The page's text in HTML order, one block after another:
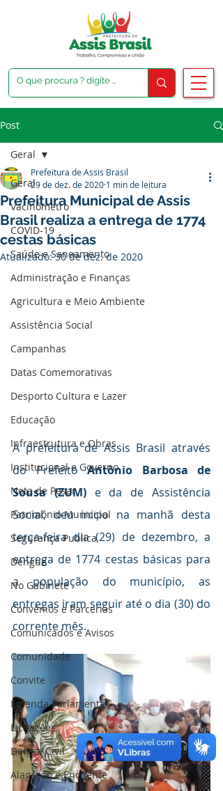
Post
Geral
Vacinômetro
COVID-19
Saúde e Saneamento
Administração e Finanças
Agricultura e Meio Ambiente
Assistência Social
Campanhas
Datas Comemorativas
Desporto Cultura e Lazer
Educação
Infraestrutura e Obras
Institucional e Governo
Nota de Pesar
Patrimônio Municipal
Segurança Publica
Dengue
No Gabinete
Convênios e Parcerias
Comunicados e Avisos
Comunidade
Convite
Emenda Parlamentar
Licitações
Defesa Civil
Alagação e Enchente
Geral
Prefeitura Municipal de Assis
Brasil realiza a entrega de 1774
cestas básicas
Prefeitura de Assis Brasil
29 de dez. de 2020 1 min de leitura
Atualizado:30 de dez. de 2020
A prefeitura de Assis Brasil através
do Prefeito Antônio Barbosa de
Sousa (ZUM) e da de Assistência
Social, deu inicio na manhã desta
terça-feira dia (29) de dezembro, a
entrega de 1774 cestas básicas para
a população do município, as
entregas iram seguir até o dia (30) do
corrente mês.